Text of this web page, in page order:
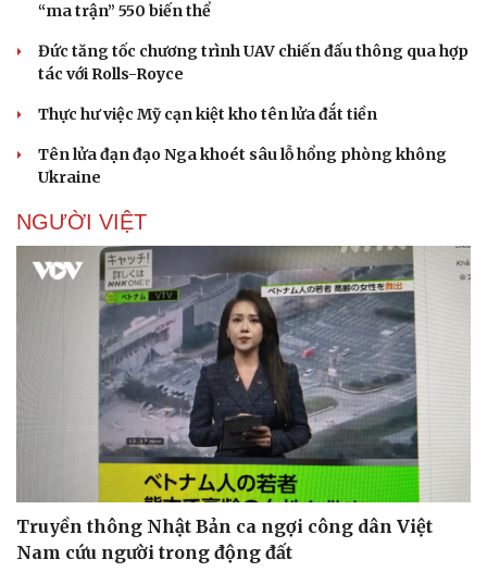
“ma trận” 550 biến thể
Đức tăng tốc chương trình UAV chiến đấu thông qua hợp
tác với Rolls-Royce
Thực hư việc Mỹ cạn kiệt kho tên lửa đắt tiền
Tên lửa đạn đạo Nga khoét sâu lỗ hổng phòng không
Ukraine
NGƯỜI VIỆT
Truyền thông Nhật Bản ca ngợi công dân Việt
Nam cứu người trong động đất